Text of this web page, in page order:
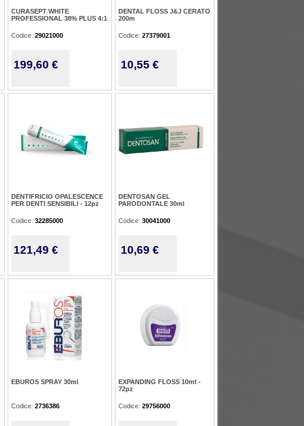
CURASEPT WHITE
PROFESSIONAL 38% PLUS 4:1
Codice: 29021000
199,60 €
DENTAL FLOSS J&J CERATO
200m
Codice: 27379001
10,55 €
DENTIFRICIO OPALESCENCE
PER DENTI SENSIBILI - 12pz
Codice: 32285000
121,49 €
DENTOSAN GEL
PARODONTALE 30ml
Codice: 30041000
10,69 €
EBUROS SPRAY 30ml
Codice: 2736386
EXPANDING FLOSS 10mt -
72pz
Codice: 29756000